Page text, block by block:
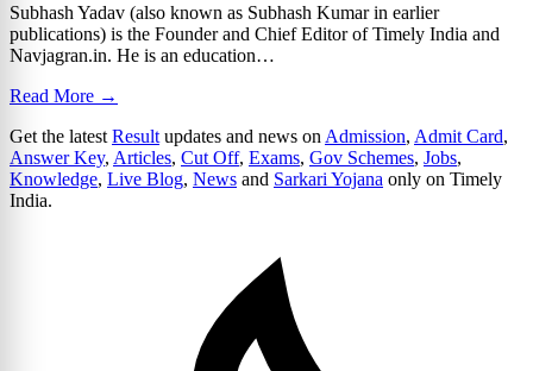
Subhash Yadav (also known as Subhash Kumar in earlier
publications) is the Founder and Chief Editor of Timely India and
Navjagran.in. He is an education…
Read More →
Get the latest Result updates and news on Admission, Admit Card,
Answer Key, Articles, Cut Off, Exams, Gov Schemes, Jobs,
Knowledge, Live Blog, News and Sarkari Yojana only on Timely
India.